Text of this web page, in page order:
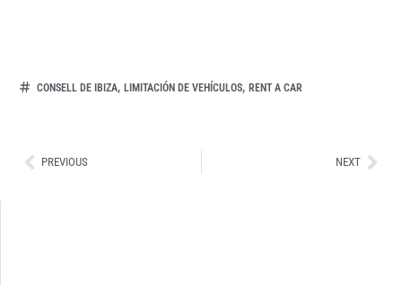
CONSELL DE IBIZA, LIMITACIÓN DE VEHÍCULOS, RENT A CAR
AntPREVIOUS NEXT